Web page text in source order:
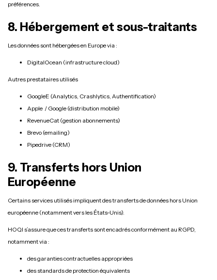
préférences.
8. Hébergement et sous-traitants
Les données sont hébergées en Europe via :
DigitalOcean (infrastructure cloud)
Autres prestataires utilisés
GoogleE (Analytics, Crashlytics, Authentification)
Apple / Google (distribution mobile)
RevenueCat (gestion abonnements)
Brevo (emailing)
Pipedrive (CRM)
9. Transferts hors Union
Européenne
Certains services utilisés impliquent des transferts de données hors Union
européenne (notamment vers les États-Unis).
HOQI s’assure que ces transferts sont encadrés conformément au RGPD,
notamment via :
des garanties contractuelles appropriées
des standards de protection équivalents